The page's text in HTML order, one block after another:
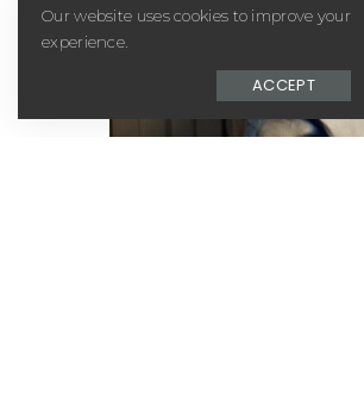
Our website uses cookies to improve your
experience.
ACCEPT